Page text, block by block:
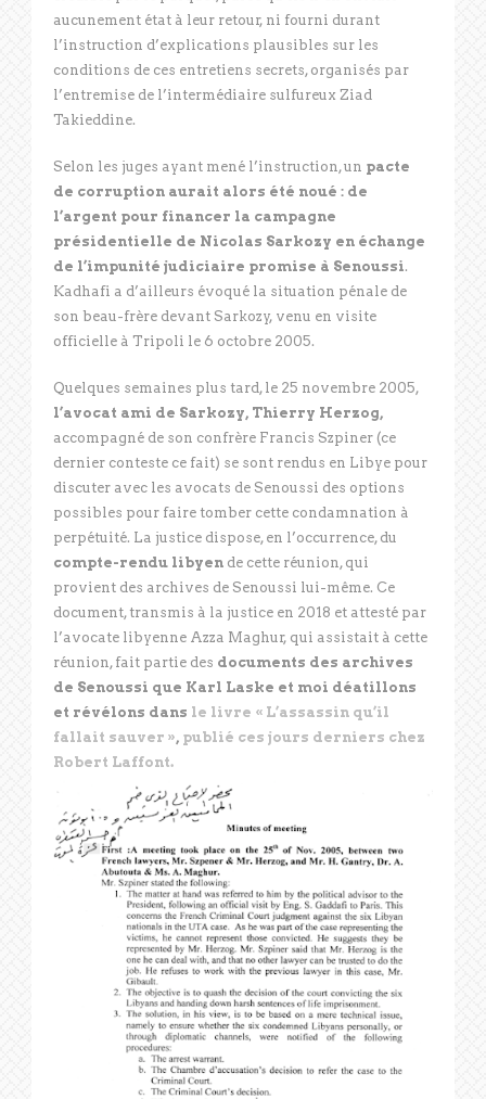
aucunement état à leur retour, ni fourni durant
l’instruction d’explications plausibles sur les
conditions de ces entretiens secrets, organisés par
l’entremise de l’intermédiaire sulfureux Ziad
Takieddine.
Selon les juges ayant mené l’instruction, un pacte
de corruption aurait alors été noué : de
l’argent pour financer la campagne
présidentielle de Nicolas Sarkozy en échange
de l’impunité judiciaire promise à Senoussi.
Kadhafi a d’ailleurs évoqué la situation pénale de
son beau-frère devant Sarkozy, venu en visite
officielle à Tripoli le 6 octobre 2005.
Quelques semaines plus tard, le 25 novembre 2005,
l’avocat ami de Sarkozy, Thierry Herzog,
accompagné de son confrère Francis Szpiner (ce
dernier conteste ce fait) se sont rendus en Libye pour
discuter avec les avocats de Senoussi des options
possibles pour faire tomber cette condamnation à
perpétuité. La justice dispose, en l’occurrence, du
compte-rendu libyen de cette réunion, qui
provient des archives de Senoussi lui-même. Ce
document, transmis à la justice en 2018 et attesté par
l’avocate libyenne Azza Maghur, qui assistait à cette
réunion, fait partie des documents des archives
de Senoussi que Karl Laske et moi déatillons
et révélons dans le livre « L’assassin qu’il
fallait sauver », publié ces jours derniers chez
Robert Laffont.